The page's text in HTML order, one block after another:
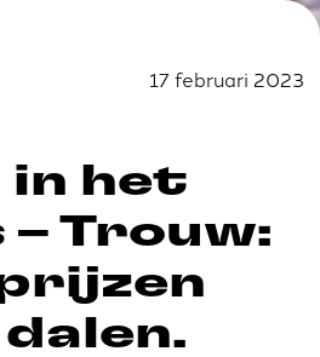
17 februari 2023
in het
– Trouw: